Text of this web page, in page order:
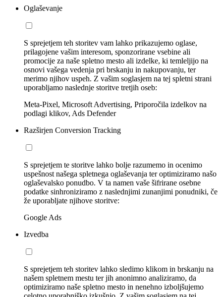
Oglaševanje
S sprejetjem teh storitev vam lahko prikazujemo oglase,
prilagojene vašim interesom, sponzorirane vsebine ali
promocije za naše spletno mesto ali izdelke, ki temleljijo na
osnovi vašega vedenja pri brskanju in nakupovanju, ter
merimo njihov uspeh. Z vašim soglasjem na tej spletni strani
uporabljamo naslednje storitve tretjih oseb:
Meta-Pixel, Microsoft Advertising, Priporočila izdelkov na
podlagi klikov, Ads Defender
Razširjen Conversion Tracking
S sprejetjem te storitve lahko bolje razumemo in ocenimo
uspešnost našega spletnega oglaševanja ter optimiziramo našo
oglaševalsko ponudbo. V ta namen vaše šifrirane osebne
podatke sinhroniziramo z naslednjimi zunanjimi ponudniki, če
že uporabljate njihove storitve:
Google Ads
Izvedba
S sprejetjem teh storitev lahko sledimo klikom in brskanju na
našem spletnem mestu ter jih anonimno analiziramo, da
optimiziramo naše spletno mesto in nenehno izboljšujemo